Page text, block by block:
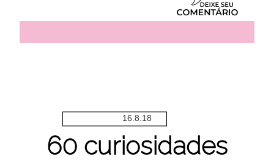
16.8.18
60 curiosidades